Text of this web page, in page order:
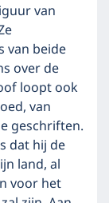
van
van beide
over de
loopt ook
van
geschriften.
dat hij de
land, al
voor het